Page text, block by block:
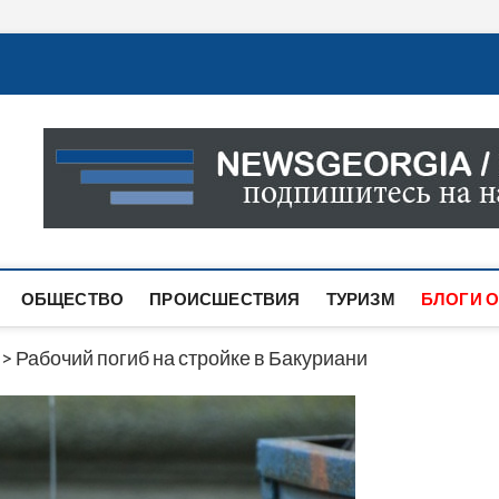
Новости Грузии
САМАЯ АКТУАЛЬНАЯ ИНФОРМАЦИЯ О СОБЫТИЯХ
САЙТЕ ВЫ НАЙДЕТЕ НОВОСТИ ПОЛИТИКИ,
ОБЩЕСТВО ПРОИСШЕСТВИЯ ТУРИЗМ БЛОГИ
> Рабочий погиб на стройке в Бакуриани